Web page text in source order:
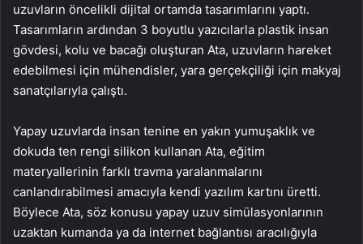
uzuvların öncelikli dijital ortamda tasarımlarını yaptı.
Tasarımların ardından 3 boyutlu yazıcılarla plastik insan
gövdesi, kolu ve bacağı oluşturan Ata, uzuvların hareket
edebilmesi için mühendisler, yara gerçekçiliği için makyaj
sanatçılarıyla çalıştı.
Yapay uzuvlarda insan tenine en yakın yumuşaklık ve
dokuda ten rengi silikon kullanan Ata, eğitim
materyallerinin farklı travma yaralanmalarını
canlandırabilmesi amacıyla kendi yazılım kartını üretti.
Böylece Ata, söz konusu yapay uzuv simülasyonlarının
uzaktan kumanda ya da internet bağlantısı aracılığıyla